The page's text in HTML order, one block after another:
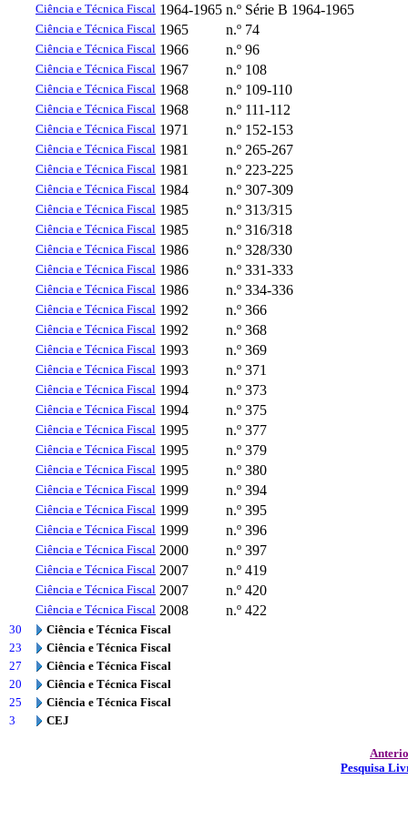
Ciência e Técnica Fiscal 1964-1965 n.º Série B 1964-1965
Ciência e Técnica Fiscal 1965 n.º 74
Ciência e Técnica Fiscal 1966 n.º 96
Ciência e Técnica Fiscal 1967 n.º 108
Ciência e Técnica Fiscal 1968 n.º 109-110
Ciência e Técnica Fiscal 1968 n.º 111-112
Ciência e Técnica Fiscal 1971 n.º 152-153
Ciência e Técnica Fiscal 1981 n.º 265-267
Ciência e Técnica Fiscal 1981 n.º 223-225
Ciência e Técnica Fiscal 1984 n.º 307-309
Ciência e Técnica Fiscal 1985 n.º 313/315
Ciência e Técnica Fiscal 1985 n.º 316/318
Ciência e Técnica Fiscal 1986 n.º 328/330
Ciência e Técnica Fiscal 1986 n.º 331-333
Ciência e Técnica Fiscal 1986 n.º 334-336
Ciência e Técnica Fiscal 1992 n.º 366
Ciência e Técnica Fiscal 1992 n.º 368
Ciência e Técnica Fiscal 1993 n.º 369
Ciência e Técnica Fiscal 1993 n.º 371
Ciência e Técnica Fiscal 1994 n.º 373
Ciência e Técnica Fiscal 1994 n.º 375
Ciência e Técnica Fiscal 1995 n.º 377
Ciência e Técnica Fiscal 1995 n.º 379
Ciência e Técnica Fiscal 1995 n.º 380
Ciência e Técnica Fiscal 1999 n.º 394
Ciência e Técnica Fiscal 1999 n.º 395
Ciência e Técnica Fiscal 1999 n.º 396
Ciência e Técnica Fiscal 2000 n.º 397
Ciência e Técnica Fiscal 2007 n.º 419
Ciência e Técnica Fiscal 2007 n.º 420
Ciência e Técnica Fiscal 2008 n.º 422
30
Ciência e Técnica Fiscal
23
Ciência e Técnica Fiscal
27
Ciência e Técnica Fiscal
20
Ciência e Técnica Fiscal
25
Ciência e Técnica Fiscal
3
CEJ
Pesquisa